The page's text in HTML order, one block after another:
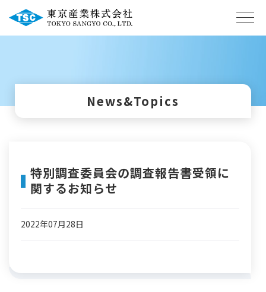
News&Topics
特別調査委員会の調査報告書受領に
関するお知らせ
2022年07月28日